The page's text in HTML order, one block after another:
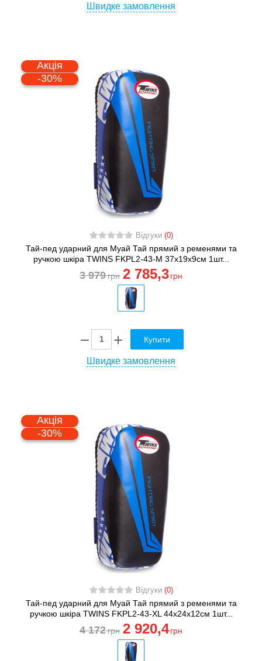
Швидке замовлення
Акція
-30%
Відгуки (0)
Тай-пед ударний для Муай Тай прямий з ременями та
ручкою шкіра TWINS FKPL2-43-M 37х19х9см 1шт...
3 979грн 2 785,3 грн
Купити
Швидке замовлення
Акція
-30%
Відгуки (0)
Тай-пед ударний для Муай Тай прямий з ременями та
ручкою шкіра TWINS FKPL2-43-XL 44х24х12см 1шт...
4 172грн 2 920,4 грн